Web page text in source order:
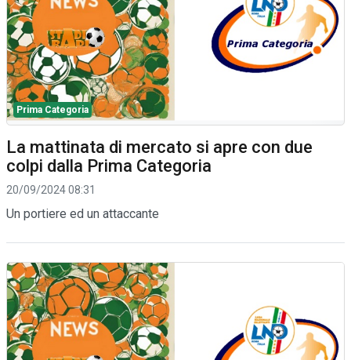
Prima Categoria
La mattinata di mercato si apre con due
colpi dalla Prima Categoria
20/09/2024 08:31
Un portiere ed un attaccante